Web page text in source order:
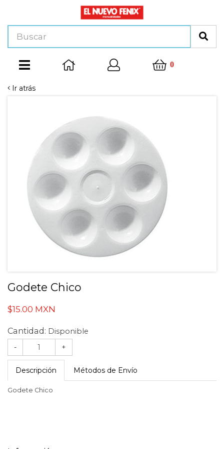
0
Ir atrás
Godete Chico
$15.00 MXN
Cantidad: Disponible
-
+
Descripción Métodos de Envío
Godete Chico